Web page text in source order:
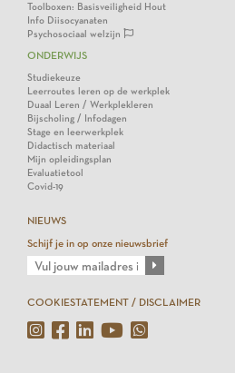
Toolboxen: Basisveiligheid Hout
Info Diisocyanaten
Psychosociaal welzijn
ONDERWIJS
Studiekeuze
Leerroutes leren op de werkplek
Duaal Leren / Werkplekleren
Bijscholing / Infodagen
Stage en leerwerkplek
Didactisch materiaal
Mijn opleidingsplan
Evaluatietool
Covid-19
NIEUWS
Schijf je in op onze nieuwsbrief
COOKIESTATEMENT / DISCLAIMER